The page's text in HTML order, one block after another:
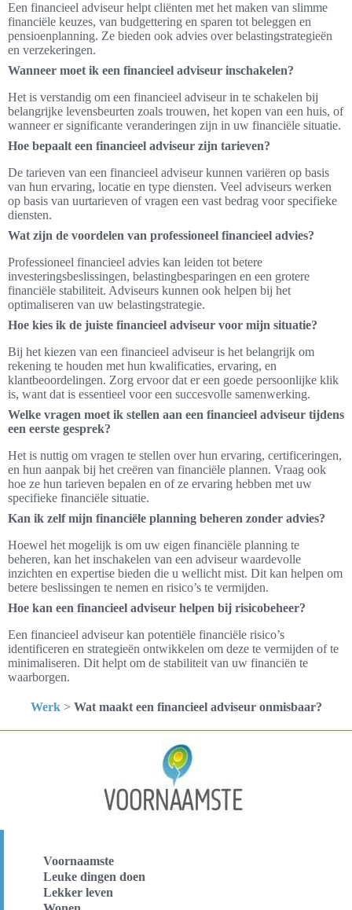
Een financieel adviseur helpt cliënten met het maken van slimme
financiële keuzes, van budgettering en sparen tot beleggen en
pensioenplanning. Ze bieden ook advies over belastingstrategieën
en verzekeringen.
Wanneer moet ik een financieel adviseur inschakelen?
Het is verstandig om een financieel adviseur in te schakelen bij
belangrijke levensbeurten zoals trouwen, het kopen van een huis, of
wanneer er significante veranderingen zijn in uw financiële situatie.
Hoe bepaalt een financieel adviseur zijn tarieven?
De tarieven van een financieel adviseur kunnen variëren op basis
van hun ervaring, locatie en type diensten. Veel adviseurs werken
op basis van uurtarieven of vragen een vast bedrag voor specifieke
diensten.
Wat zijn de voordelen van professioneel financieel advies?
Professioneel financieel advies kan leiden tot betere
investeringsbeslissingen, belastingbesparingen en een grotere
financiële stabiliteit. Adviseurs kunnen ook helpen bij het
optimaliseren van uw belastingstrategie.
Hoe kies ik de juiste financieel adviseur voor mijn situatie?
Bij het kiezen van een financieel adviseur is het belangrijk om
rekening te houden met hun kwalificaties, ervaring, en
klantbeoordelingen. Zorg ervoor dat er een goede persoonlijke klik
is, want dat is essentieel voor een succesvolle samenwerking.
Welke vragen moet ik stellen aan een financieel adviseur tijdens
een eerste gesprek?
Het is nuttig om vragen te stellen over hun ervaring, certificeringen,
en hun aanpak bij het creëren van financiële plannen. Vraag ook
hoe ze hun tarieven bepalen en of ze ervaring hebben met uw
specifieke financiële situatie.
Kan ik zelf mijn financiële planning beheren zonder advies?
Hoewel het mogelijk is om uw eigen financiële planning te
beheren, kan het inschakelen van een adviseur waardevolle
inzichten en expertise bieden die u wellicht mist. Dit kan helpen om
betere beslissingen te nemen en risico’s te vermijden.
Hoe kan een financieel adviseur helpen bij risicobeheer?
Een financieel adviseur kan potentiële financiële risico’s
identificeren en strategieën ontwikkelen om deze te vermijden of te
minimaliseren. Dit helpt om de stabiliteit van uw financiën te
waarborgen.
Werk> Wat maakt een financieel adviseur onmisbaar?
Voornaamste
Leuke dingen doen
Lekker leven